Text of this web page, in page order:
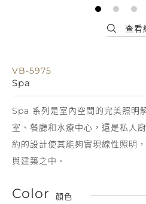
VB-5975
Spa
Spa 系列是室內空間的完美照明
室、餐廳和水療中心，還是私人
約的設計使其能夠實現線性照明
與建築之中。
Color 顏色